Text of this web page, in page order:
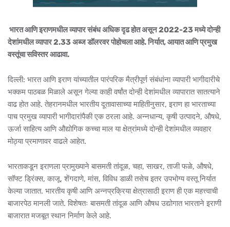
भारत आणि इराणमधील व्यापार संबंध अधिक दृढ होत असून 2022-23 मध्ये दोन्ही
देशांमधील व्यापार 2.33 अब्ज डॉलरवर पोहोचला आहे. निर्यात, आयात आणि प्रमुख
वस्तूंचा सविस्तर आढावा.
दिल्ली: भारत आणि इराण यांच्यातील पारंपरिक मैत्रीपूर्ण संबंधांना व्यापारी भागीदारीचे
भक्कम पाठबळ मिळाले असून गेल्या काही वर्षांत दोन्ही देशांमधील व्यापारात सातत्याने
वाढ होत आहे. तेहरानमधील भारतीय दूतावासाच्या माहितीनुसार, इराण हा भारताच्या
पाच प्रमुख व्यापारी भागीदारांपैकी एक ठरला आहे. अन्नधान्य, कृषी उत्पादने, औषधे,
ऊर्जा साहित्य आणि औद्योगिक कच्चा माल या क्षेत्रांमध्ये दोन्ही देशांमधील व्यवहार
मोठ्या प्रमाणावर वाढले आहेत.
भारताकडून इराणला प्रामुख्याने बासमती तांदूळ, चहा, साखर, ताजी फळे, औषधे,
सॉफ्ट ड्रिंक्स, काजू, शेंगदाणे, मांस, विविध डाळी तसेच इतर उपभोग्य वस्तू निर्यात
केल्या जातात. भारतीय कृषी आणि अन्नप्रक्रिया क्षेत्रासाठी इराण ही एक महत्त्वाची
बाजारपेठ मानली जाते. विशेषतः बासमती तांदूळ आणि औषध उद्योगात भारताने इराणी
बाजारात मजबूत स्थान निर्माण केले आहे.